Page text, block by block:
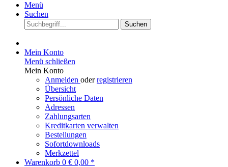
Menü
Suchen
Suchen
Mein Konto
Menü schließen
Mein Konto
Anmelden oderregistrieren
Übersicht
Persönliche Daten
Adressen
Zahlungsarten
Kreditkarten verwalten
Bestellungen
Sofortdownloads
Merkzettel
Warenkorb 0 € 0,00 *